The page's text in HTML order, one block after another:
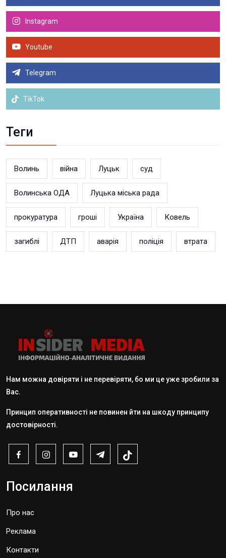
Instagram
Youtube
Telegram
TikTok
Теги
Волинь війна Луцьк суд
Волинська ОДА Луцька міська рада
прокуратура гроші Україна Ковель
загиблі ДТП аварія поліція втрата
Нам можна довіряти і не перевіряти, бо ми це уже зробили за
Вас.
Принцип оперативності не повинен йти на шкоду принципу
достовірності.
Посилання
Про нас
Реклама
Контакти